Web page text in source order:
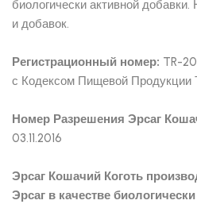
биологически активной
и добавок.
Регистрационный номер: TR-
с Кодексом Пищевой Продукции
Номер Разрешения Эрсаг
03.11.2016
Эрсаг Кошачий Коготь
Эрсаг в качестве